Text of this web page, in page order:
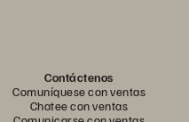
Contáctenos
Comuníquese con ventas
Chatee con ventas